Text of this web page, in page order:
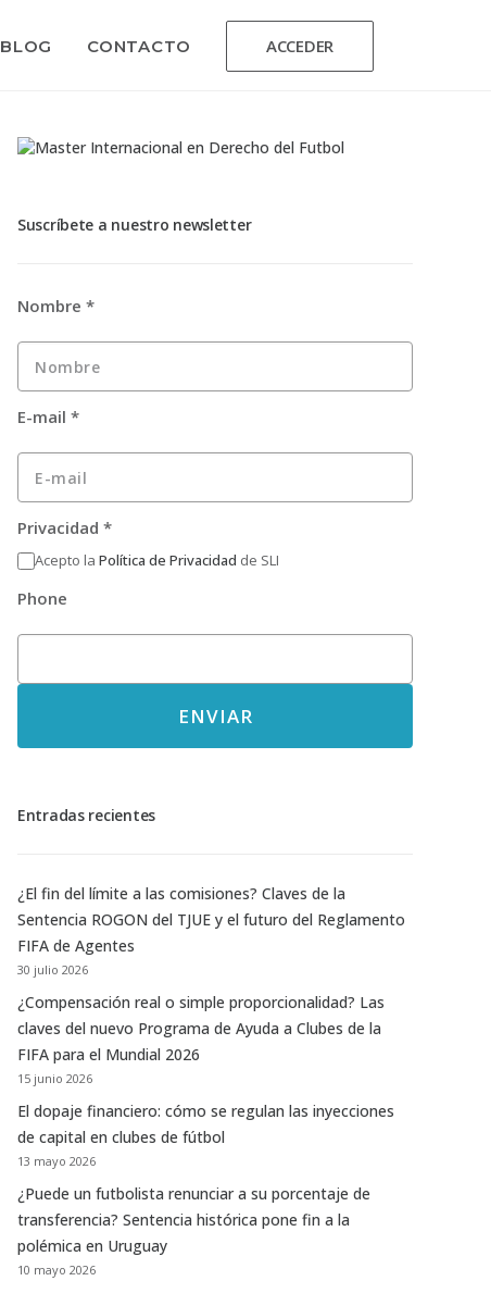
BLOG CONTACTO ACCEDER
Suscríbete a nuestro newsletter
Nombre *
E-mail *
Privacidad *
Acepto la Política de Privacidad de SLI
Phone
ENVIAR
Entradas recientes
¿El fin del límite a las comisiones? Claves de la
Sentencia ROGON del TJUE y el futuro del Reglamento
FIFA de Agentes
30 julio 2026
¿Compensación real o simple proporcionalidad? Las
claves del nuevo Programa de Ayuda a Clubes de la
FIFA para el Mundial 2026
15 junio 2026
El dopaje financiero: cómo se regulan las inyecciones
de capital en clubes de fútbol
13 mayo 2026
¿Puede un futbolista renunciar a su porcentaje de
transferencia? Sentencia histórica pone fin a la
polémica en Uruguay
10 mayo 2026